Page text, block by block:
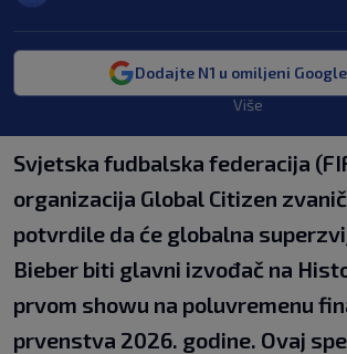
Dodajte N1 u omiljeni
Više
Svjetska fudbalska federacija
organizacija Global Citizen
potvrdile da će globalna
Bieber biti glavni izvođač na
prvom showu na poluvremenu
prvenstva 2026. godine. Ovaj